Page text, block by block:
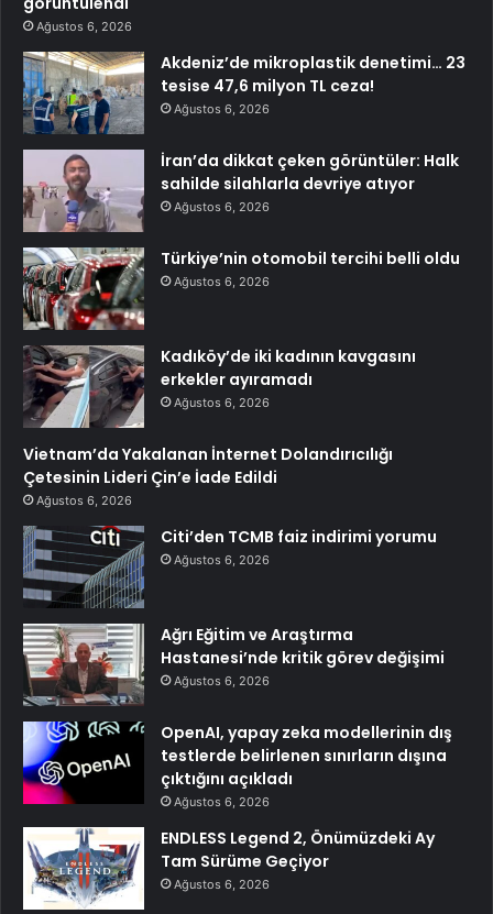
Ağustos 6, 2026
Akdeniz’de mikroplastik denetimi… 23
tesise 47,6 milyon TL ceza!
Ağustos 6, 2026
İran’da dikkat çeken görüntüler: Halk
sahilde silahlarla devriye atıyor
Ağustos 6, 2026
Türkiye’nin otomobil tercihi belli oldu
Ağustos 6, 2026
Kadıköy’de iki kadının kavgasını
erkekler ayıramadı
Ağustos 6, 2026
Vietnam’da Yakalanan İnternet Dolandırıcılığı
Çetesinin Lideri Çin’e İade Edildi
Ağustos 6, 2026
Citi’den TCMB faiz indirimi yorumu
Ağustos 6, 2026
Ağrı Eğitim ve Araştırma
Hastanesi’nde kritik görev değişimi
Ağustos 6, 2026
OpenAI, yapay zeka modellerinin dış
testlerde belirlenen sınırların dışına
çıktığını açıkladı
Ağustos 6, 2026
ENDLESS Legend 2, Önümüzdeki Ay
Tam Sürüme Geçiyor
Ağustos 6, 2026